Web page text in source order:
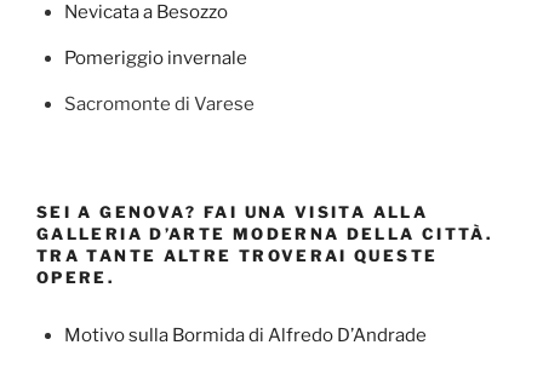
Nevicata a Besozzo
Pomeriggio invernale
Sacromonte di Varese
SEI A GENOVA? FAI UNA VISITA ALLA
GALLERIA D’ARTE MODERNA DELLA CITTÀ.
TRA TANTE ALTRE TROVERAI QUESTE
OPERE.
Motivo sulla Bormida di Alfredo D’Andrade